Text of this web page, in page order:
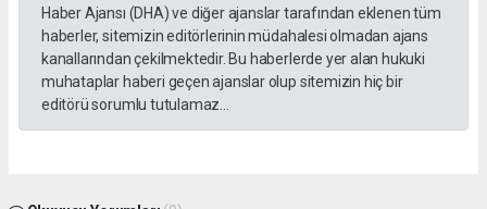
Haber Ajansı (DHA) ve diğer ajanslar tarafından eklenen tüm
haberler, sitemizin editörlerinin müdahalesi olmadan ajans
kanallarından çekilmektedir. Bu haberlerde yer alan hukuki
muhataplar haberi geçen ajanslar olup sitemizin hiç bir
editörü sorumlu tutulamaz...